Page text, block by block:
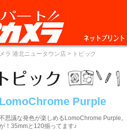
ネットプリント
ラ 港北ニュータウン店 > トピック
LomoChrome Purple
思議な発色が楽しめるLomoChrome Purple
！35mmと120揃ってます♪